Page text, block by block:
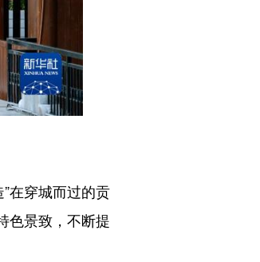
在穿城而过的贡
色景致，不断提